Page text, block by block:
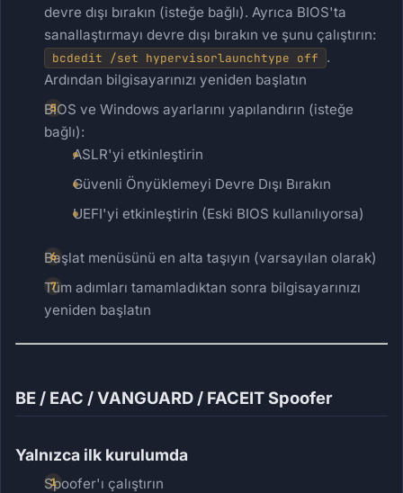
devre dışı bırakın (isteğe bağlı). Ayrıca BIOS'ta
sanallaştırmayı devre dışı bırakın ve şunu çalıştırın:
bcdedit /set hypervisorlaunchtype off
.
Ardından bilgisayarınızı yeniden başlatın
BIOS ve Windows ayarlarını yapılandırın (isteğe
bağlı):
ASLR'yi etkinleştirin
Güvenli Önyüklemeyi Devre Dışı Bırakın
UEFI'yi etkinleştirin (Eski BIOS kullanılıyorsa)
Başlat menüsünü en alta taşıyın (varsayılan olarak)
Tüm adımları tamamladıktan sonra bilgisayarınızı
yeniden başlatın
BE / EAC / VANGUARD / FACEIT Spoofer
Yalnızca ilk kurulumda
Spoofer'ı çalıştırın